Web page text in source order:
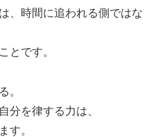
、時間に追われる側ではな
とです。
。
分を律する力は、
す。